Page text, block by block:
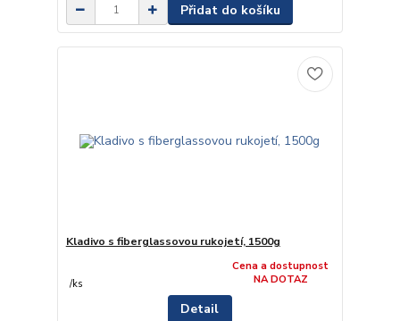
Přidat do košíku
Kladivo s fiberglassovou rukojetí, 1500g
/ks
Cena a dostupnost
NA DOTAZ
Detail